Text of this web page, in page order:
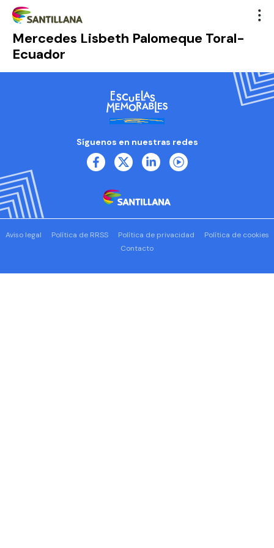
Mercedes Lisbeth Palomeque Toral-
Ecuador
Síguenos en nuestras redes
Aviso legal Política de RRSS Política de privacidad
Política de cookies
Contacto